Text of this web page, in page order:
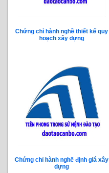
Chứng chỉ hành nghề thiết kế quy
hoạch xây dựng
Chứng chỉ hành nghề định giá xây
dựng